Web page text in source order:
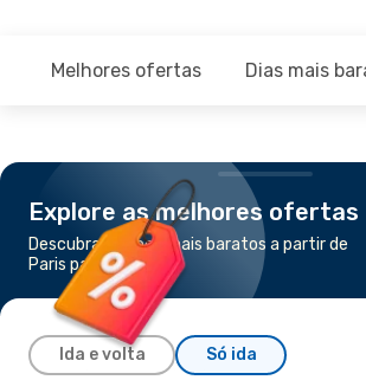
Melhores ofertas Dias mais
Explore as melhores ofertas
Descubra os voos mais baratos a partir de
Paris para Funchal
Ida e volta Só ida